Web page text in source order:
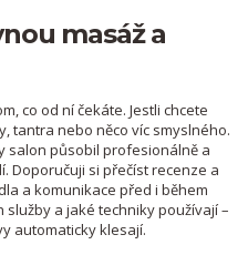
masáž a
co od ní čekáte. Jestli chcete
tantra nebo něco víc smyslného.
salon působil profesionálně a
Doporučuji si přečíst recenze a
a komunikace před i během
a jaké techniky používají –
automaticky klesají.